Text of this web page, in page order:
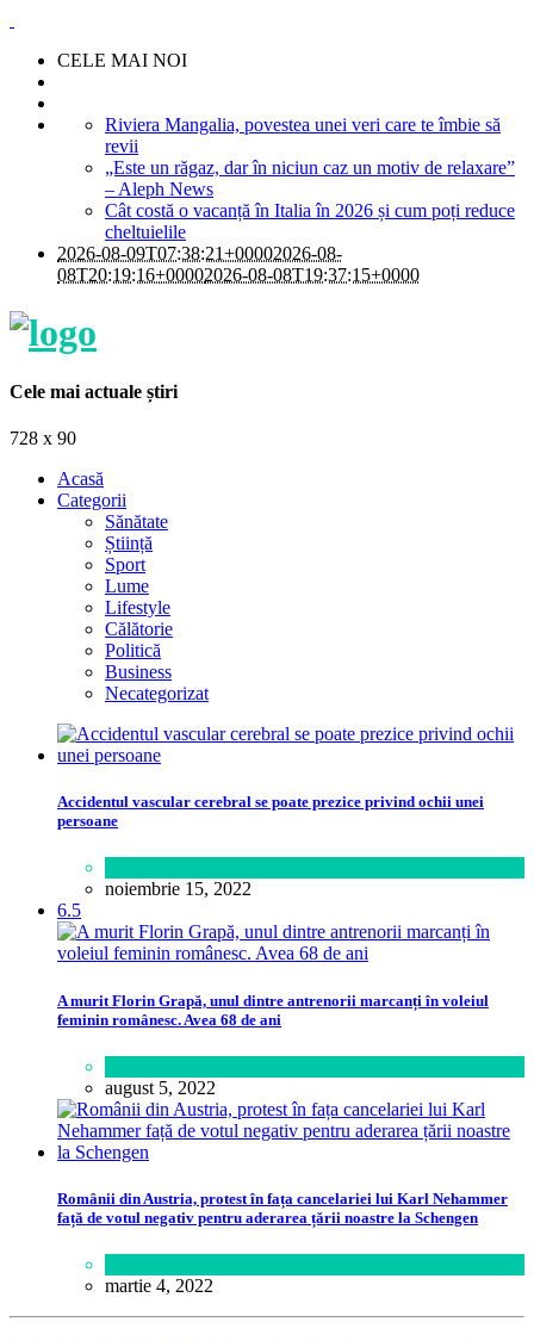
CELE MAI NOI
Riviera Mangalia, povestea unei veri care te îmbie să
revii
„Este un răgaz, dar în niciun caz un motiv de relaxare”
– Aleph News
Cât costă o vacanță în Italia în 2026 și cum poți reduce
cheltuielile
2026-08-09T07:38:21+00002026-08-
08T20:19:16+00002026-08-08T19:37:15+0000
Cele mai actuale știri
728 x 90
Acasă
Categorii
Sănătate
Știință
Sport
Lume
Lifestyle
Călătorie
Politică
Business
Necategorizat
Accidentul vascular cerebral se poate prezice privind ochii unei
persoane
noiembrie 15, 2022
6.5
A murit Florin Grapă, unul dintre antrenorii marcanți în voleiul
feminin românesc. Avea 68 de ani
august 5, 2022
Românii din Austria, protest în fața cancelariei lui Karl Nehammer
față de votul negativ pentru aderarea țării noastre la Schengen
martie 4, 2022